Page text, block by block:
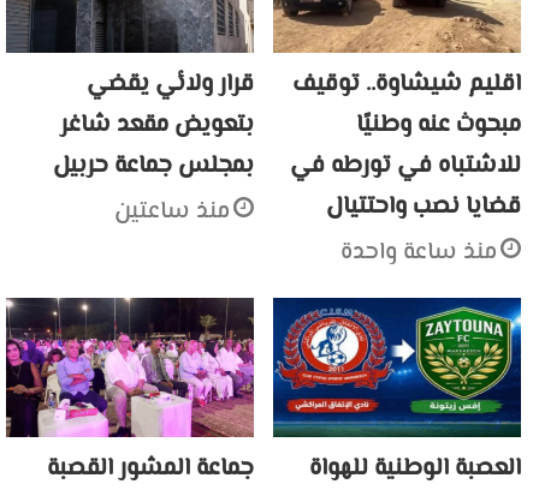
اقليم شيشاوة.. توقيف
مبحوث عنه وطنيًا
للاشتباه في تورطه في
قضايا نصب واحتتيال
منذ ساعة واحدة
قرار ولائي يقضي
بتعويض مقعد شاغر
بمجلس جماعة حربيل
منذ ساعتين
العصبة الوطنية للهواة
جماعة المشور القصبة